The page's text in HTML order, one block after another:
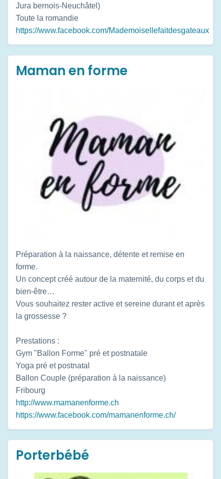
Jura bernois-Neuchâtel)
Toute la romandie
https://www.facebook.com/Mademoisellefaitdesgateaux
Maman en forme
Préparation à la naissance, détente et remise en
forme.
Un concept créé autour de la maternité, du corps et du
bien-être…
Vous souhaitez rester active et sereine durant et après
la grossesse ?
Prestations :
Gym "Ballon Forme" pré et postnatale
Yoga pré et postnatal
Ballon Couple (préparation à la naissance)
Fribourg
http://www.mamanenforme.ch
https://www.facebook.com/mamanenforme.ch/
Porterbébé